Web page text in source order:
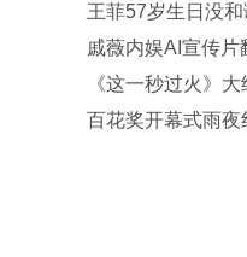
王菲57岁生日没
戚薇内娱AI宣传
《这一秒过火》
百花奖开幕式雨夜